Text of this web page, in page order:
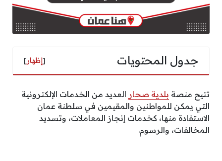
جدول المحتويات [إظهار]
تتيح منصة بلدية صحار العديد من الخدمات الإلكترونية
التي يمكن للمواطنين والمقيمين في سلطنة عمان
الاستفادة منها، كخدمات إنجاز المعاملات، وتسديد
المخالفات، والرسوم.